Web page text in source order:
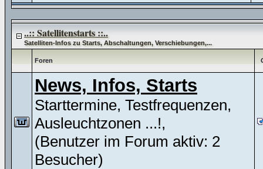
..:: Satellitenstarts ::..
Satelliten-Infos zu Starts, Abschaltungen, Verschiebungen,...
Foren
News, Infos, Starts
Starttermine, Testfrequenzen,
Ausleuchtzonen ...!,
(Benutzer im Forum aktiv: 2
Besucher)